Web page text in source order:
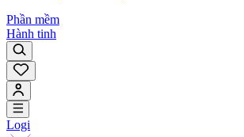
Phần mềm
Hành tinh
Logi